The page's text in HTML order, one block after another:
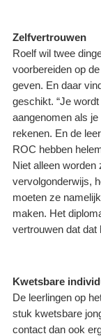
Zelfvertrouwen
Roelf wil twee
voorbereiden op
geven. En daar
geschikt. “Je
aangenomen als
rekenen. En de
ROC hebben
Niet alleen worden
vervolgonderwijs,
moeten ze
maken. Het
vertrouwen dat dat
Kwetsbare
De leerlingen op
stuk kwetsbare
contact dan ook